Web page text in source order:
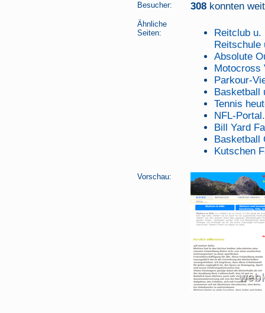
Besucher: 308 konnten
Ähnliche
Seiten:
Reitclub
Reitschule
Absolute
Motocross
Parkour-
Basketball
Tennis
NFL-
Bill Yard
Basketball
Kutschen
Vorschau: